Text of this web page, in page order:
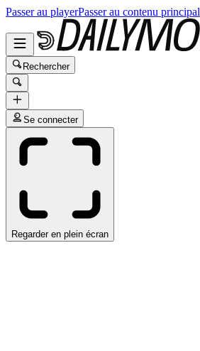
Passer au playerPasser au contenu principal
Rechercher
Se connecter
Regarder en plein écran